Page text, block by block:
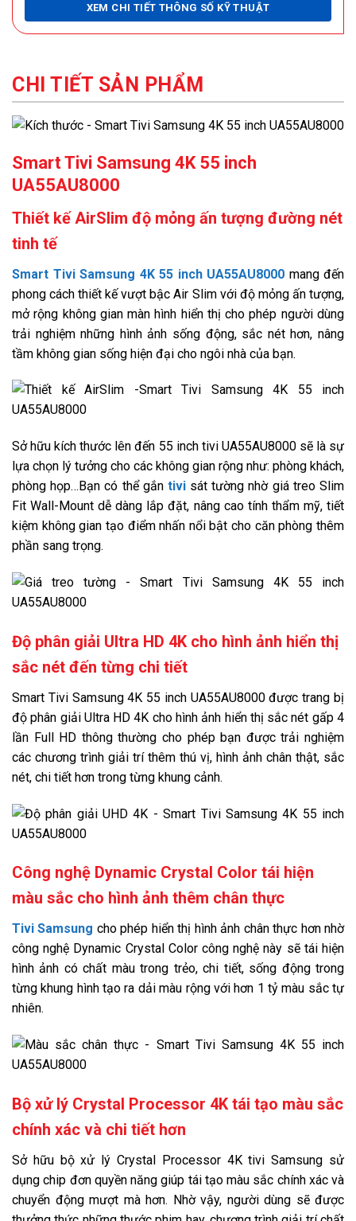
7 Ultra HD 4K (3840 x 2160 Pixel)
10
HDMI
3 cổng
11
Cổng
USB
2 cổng
12
Hệ điều
hành
Tizen OS
Remote
minh
Điều khiển One Remote Control: Điều khiển thông
năng
khác
kết nối điện thoại với TV.
15
Công
nghệ
hình ảnh
Dynamic Crystal Color, Bộ xử lý hình ảnh Crystal 4K,
HDR, UHD Dimming, Contrast Enhancer, Motion
Xcelerator
16
Công
nghệ âm
Q Symphony: kết hợp loa TV và loa thanh giúp tối ưu
công suất loa mạnh mẽ, Adaptive Sound: âm thanh
Tổng
loa
18
thước có
bàn
Ngang 123.21 cm - Cao 74.78 cm - Dày 22.88 cm
19
Khối
lượng có
chân
16.2 kg
Kích
thước
tường
Khối
chân
22
Năm ra
mắt
2021
XEM CHI TIẾT THÔNG SỐ KỸ THUẬT
CHI TIẾT SẢN PHẨM
Smart Tivi Samsung 4K 55 inch
UA55AU8000
Thiết kế AirSlim độ mỏng ấn tượng đường nét
tinh tế
Smart Tivi Samsung 4K 55 inch UA55AU8000 mang đến
phong cách thiết kế vượt bậc Air Slim với độ mỏng ấn tượng,
mở rộng không gian màn hình hiển thị cho phép người dùng
trải nghiệm những hình ảnh sống động, sắc nét hơn, nâng
tầm không gian sống hiện đại cho ngôi nhà của bạn.
Sở hữu kích thước lên đến 55 inch tivi UA55AU8000 sẽ là sự
lựa chọn lý tưởng cho các không gian rộng như: phòng khách,
phòng họp…Bạn có thể gắn tivisát tường nhờ giá treo Slim
Fit Wall-Mount dễ dàng lắp đặt, nâng cao tính thẩm mỹ, tiết
kiệm không gian tạo điểm nhấn nổi bật cho căn phòng thêm
phần sang trọng.
Độ phân giải Ultra HD 4K cho hình ảnh hiển thị
sắc nét đến từng chi tiết
Smart Tivi Samsung 4K 55 inch UA55AU8000 được trang bị
độ phân giải Ultra HD 4K cho hình ảnh hiển thị sắc nét gấp 4
lần Full HD thông thường cho phép bạn được trải nghiệm
các chương trình giải trí thêm thú vị, hình ảnh chân thật, sắc
nét, chi tiết hơn trong từng khung cảnh.
Công nghệ Dynamic Crystal Color tái hiện
màu sắc cho hình ảnh thêm chân thực
Tivi Samsung cho phép hiển thị hình ảnh chân thực hơn nhờ
công nghệ Dynamic Crystal Color công nghệ này sẽ tái hiện
hình ảnh có chất màu trong trẻo, chi tiết, sống động trong
từng khung hình tạo ra dải màu rộng với hơn 1 tỷ màu sắc tự
nhiên.
Bộ xử lý Crystal Processor 4K tái tạo màu sắc
chính xác và chi tiết hơn
Sở hữu bộ xử lý Crystal Processor 4K tivi Samsung sử
dụng chip đơn quyền năng giúp tái tạo màu sắc chính xác và
chuyển động mượt mà hơn. Nhờ vậy, người dùng sẽ được